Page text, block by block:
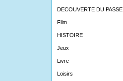
DECOUVERTE DU PASSE
Film
HISTOIRE
Jeux
Livre
Loisirs